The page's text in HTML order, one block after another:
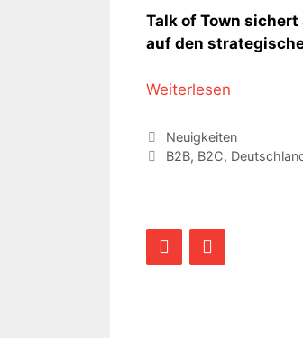
Talk of Town
auf den
Weiterlesen
Kategorien
Neuigkeiten
Schlagwörter
B2B, B2C,